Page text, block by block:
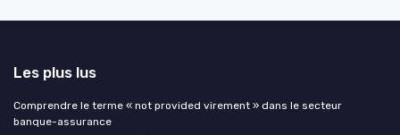
Les plus lus
Comprendre le terme « not provided virement » dans le secteur
banque-assurance